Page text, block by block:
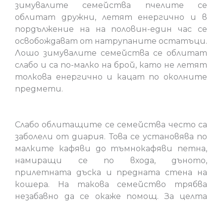
зимувалите семейства пчелите се
облитат дружни, летят енергично и в
пордължение на на половин-един час се
освобождават от натрупаните остатъци.
Лошо зимувалите семейства се облитат
слабо и са по-малко на брой, като не летят
толкова енергично и кацат по околните
предмети.
Слабо облитащите се семейства често са
заболели от диария. Това се установява по
малките кафяви до тъмнокафяви петна,
намиращи се по входа, дъното,
прилетната дъска и предната стена на
кошера. На такова семейство трябва
незабавно да се окаже помощ. За целта